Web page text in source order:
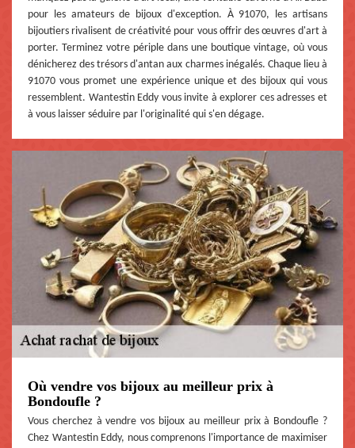
pour les amateurs de bijoux d'exception. À 91070, les artisans
bijoutiers rivalisent de créativité pour vous offrir des œuvres d'art à
porter. Terminez votre périple dans une boutique vintage, où vous
dénicherez des trésors d'antan aux charmes inégalés. Chaque lieu à
91070 vous promet une expérience unique et des bijoux qui vous
ressemblent. Wantestin Eddy vous invite à explorer ces adresses et
à vous laisser séduire par l'originalité qui s'en dégage.
Où vendre vos bijoux au meilleur prix à
Bondoufle ?
Vous cherchez à vendre vos bijoux au meilleur prix à Bondoufle ?
Chez Wantestin Eddy, nous comprenons l'importance de maximiser